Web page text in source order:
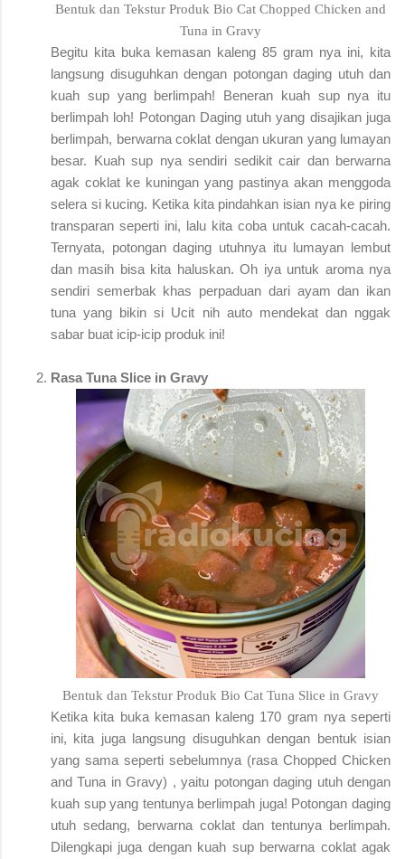
Bentuk dan Tekstur Produk Bio Cat Chopped Chicken and
Tuna in Gravy
Begitu kita buka kemasan kaleng 85 gram nya ini, kita
langsung disuguhkan dengan potongan daging utuh dan
kuah sup yang berlimpah! Beneran kuah sup nya itu
berlimpah loh! Potongan Daging utuh yang disajikan juga
berlimpah, berwarna coklat dengan ukuran yang lumayan
besar. Kuah sup nya sendiri sedikit cair dan berwarna
agak coklat ke kuningan yang pastinya akan menggoda
selera si kucing. Ketika kita pindahkan isian nya ke piring
transparan seperti ini, lalu kita coba untuk cacah-cacah.
Ternyata, potongan daging utuhnya itu lumayan lembut
dan masih bisa kita haluskan. Oh iya untuk aroma nya
sendiri semerbak khas perpaduan dari ayam dan ikan
tuna yang bikin si Ucit nih auto mendekat dan nggak
sabar buat icip-icip produk ini!
Rasa Tuna Slice in Gravy
Bentuk dan Tekstur Produk Bio Cat Tuna Slice in Gravy
Ketika kita buka kemasan kaleng 170 gram nya seperti
ini, kita juga langsung disuguhkan dengan bentuk isian
yang sama seperti sebelumnya (rasa Chopped Chicken
and Tuna in Gravy) , yaitu potongan daging utuh dengan
kuah sup yang tentunya berlimpah juga! Potongan daging
utuh sedang, berwarna coklat dan tentunya berlimpah.
Dilengkapi juga dengan kuah sup berwarna coklat agak